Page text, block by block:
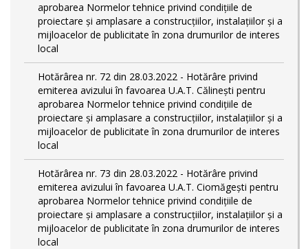
aprobarea Normelor tehnice privind condiţiile de
proiectare şi amplasare a construcţiilor, instalaţiilor şi a
mijloacelor de publicitate în zona drumurilor de interes
local
Hotărârea nr. 72 din 28.03.2022 - Hotărâre privind
emiterea avizului în favoarea U.A.T. Călinești pentru
aprobarea Normelor tehnice privind condiţiile de
proiectare şi amplasare a construcţiilor, instalaţiilor şi a
mijloacelor de publicitate în zona drumurilor de interes
local
Hotărârea nr. 73 din 28.03.2022 - Hotărâre privind
emiterea avizului în favoarea U.A.T. Ciomăgești pentru
aprobarea Normelor tehnice privind condiţiile de
proiectare şi amplasare a construcţiilor, instalaţiilor şi a
mijloacelor de publicitate în zona drumurilor de interes
local